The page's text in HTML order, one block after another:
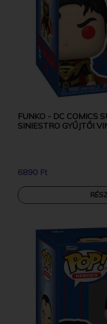
FUNKO - DC COMICS
SINIESTRO GYŰJTŐI
6890 Ft